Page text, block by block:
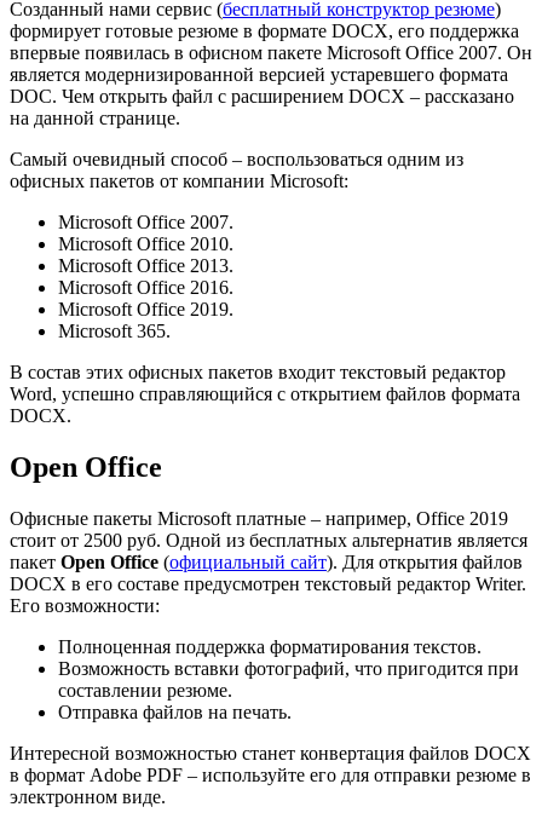
Созданный нами сервис (бесплатный конструктор резюме)
формирует готовые резюме в формате DOCX, его поддержка
впервые появилась в офисном пакете Microsoft Office 2007. Он
является модернизированной версией устаревшего формата
DOC. Чем открыть файл с расширением DOCX – рассказано
на данной странице.
Самый очевидный способ – воспользоваться одним из
офисных пакетов от компании Microsoft:
Microsoft Office 2007.
Microsoft Office 2010.
Microsoft Office 2013.
Microsoft Office 2016.
Microsoft Office 2019.
Microsoft 365.
В состав этих офисных пакетов входит текстовый редактор
Word, успешно справляющийся с открытием файлов формата
DOCX.
Open Office
Офисные пакеты Microsoft платные – например, Office 2019
стоит от 2500 руб. Одной из бесплатных альтернатив является
пакет Open Office (официальный сайт). Для открытия файлов
DOCX в его составе предусмотрен текстовый редактор Writer.
Его возможности:
Полноценная поддержка форматирования текстов.
Возможность вставки фотографий, что пригодится при
составлении резюме.
Отправка файлов на печать.
Интересной возможностью станет конвертация файлов DOCX
в формат Adobe PDF – используйте его для отправки резюме в
электронном виде.